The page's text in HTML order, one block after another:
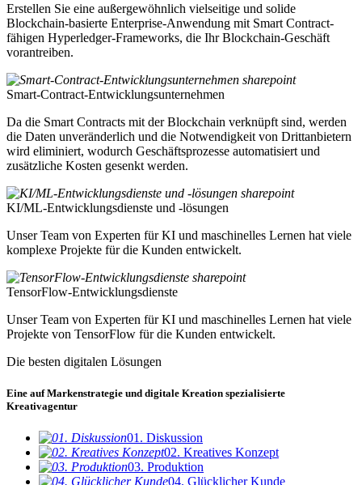
Erstellen Sie eine außergewöhnlich vielseitige und solide
Blockchain-basierte Enterprise-Anwendung mit Smart Contract-
fähigen Hyperledger-Frameworks, die Ihr Blockchain-Geschäft
vorantreiben.
Smart-Contract-Entwicklungsunternehmen
Da die Smart Contracts mit der Blockchain verknüpft sind, werden
die Daten unveränderlich und die Notwendigkeit von Drittanbietern
wird eliminiert, wodurch Geschäftsprozesse automatisiert und
zusätzliche Kosten gesenkt werden.
KI/ML-Entwicklungsdienste und -lösungen
Unser Team von Experten für KI und maschinelles Lernen hat viele
komplexe Projekte für die Kunden entwickelt.
TensorFlow-Entwicklungsdienste
Unser Team von Experten für KI und maschinelles Lernen hat viele
Projekte von TensorFlow für die Kunden entwickelt.
Die besten digitalen Lösungen
Eine auf Markenstrategie und digitale Kreation spezialisierte
Kreativagentur
01. Diskussion
02. Kreatives Konzept
03. Produktion
04. Glücklicher Kunde